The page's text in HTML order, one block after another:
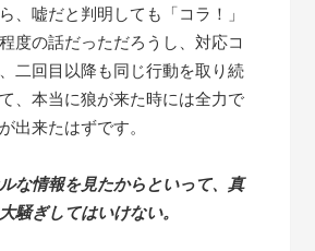
、嘘だと判明しても「コラ！」
度の話だっただろうし、対応コ
二回目以降も同じ行動を取り続
、本当に狼が来た時には全力で
出来たはずです。
な情報を見たからといって、真
騒ぎしてはいけない。